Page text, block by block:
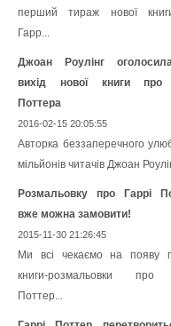
перший тираж нової
Гарр...
Джоан Роулінг
вихід нової книги про
Поттера
2016-02-15 20:05:55
Авторка беззаперечного
мільйонів читачів Джоан
Розмальовку про Гаррі
вже можна замовити!
2015-11-30 21:26:45
Ми всі чекаємо на появу
книги-розмальовки про
Поттер...